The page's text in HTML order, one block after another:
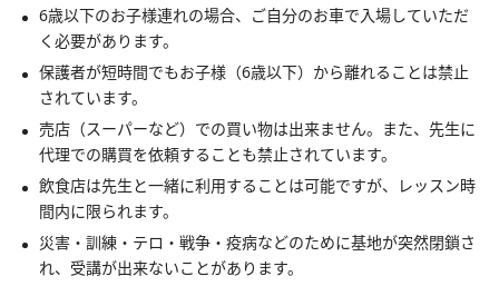
6歳以下のお子様連れの場合、ご自分のお車で入場していただ
く必要があります。
保護者が短時間でもお子様（6歳以下）から離れることは禁止
されています。
売店（スーパーなど）での買い物は出来ません。また、先生に
代理での購買を依頼することも禁止されています。
飲食店は先生と一緒に利用することは可能ですが、レッスン時
間内に限られます。
災害・訓練・テロ・戦争・疫病などのために基地が突然閉鎖さ
れ、受講が出来ないことがあります。